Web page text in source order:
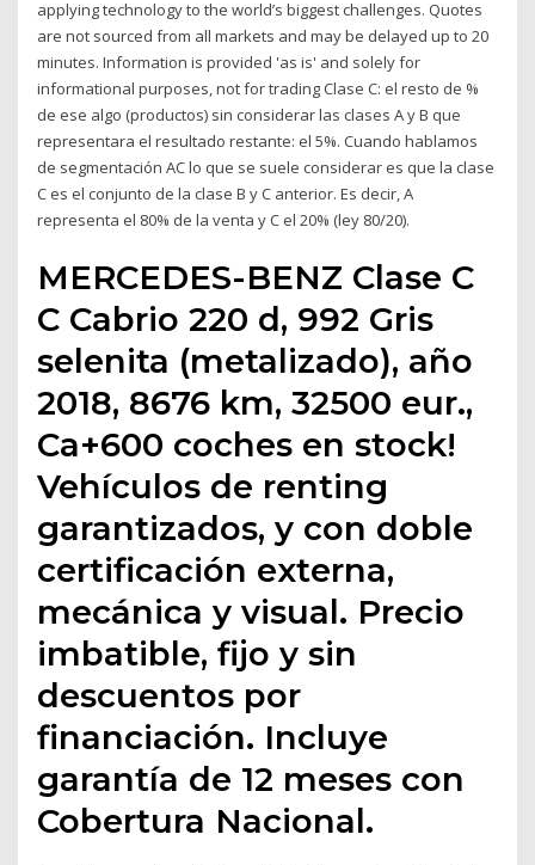
applying technology to the world’s biggest challenges. Quotes
are not sourced from all markets and may be delayed up to 20
minutes. Information is provided 'as is' and solely for
informational purposes, not for trading Clase C: el resto de %
de ese algo (productos) sin considerar las clases A y B que
representara el resultado restante: el 5%. Cuando hablamos
de segmentación AC lo que se suele considerar es que la clase
C es el conjunto de la clase B y C anterior. Es decir, A
representa el 80% de la venta y C el 20% (ley 80/20).
MERCEDES-BENZ Clase C
C Cabrio 220 d, 992 Gris
selenita (metalizado), año
2018, 8676 km, 32500 eur.,
Ca+600 coches en stock!
Vehículos de renting
garantizados, y con doble
certificación externa,
mecánica y visual. Precio
imbatible, fijo y sin
descuentos por
financiación. Incluye
garantía de 12 meses con
Cobertura Nacional.